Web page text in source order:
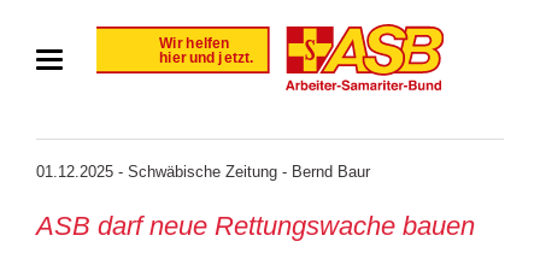
01.12.2025 - Schwäbische Zeitung - Bernd Baur
ASB darf neue Rettungswache bauen